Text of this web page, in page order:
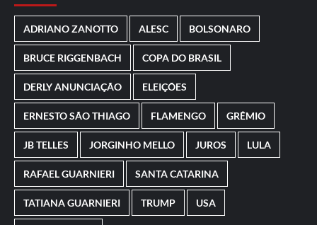
ADRIANO ZANOTTO ALESC BOLSONARO
BRUCE RIGGENBACH COPA DO BRASIL
DERLY ANUNCIAÇÃO ELEIÇÕES
ERNESTO SÃO THIAGO FLAMENGO GRÊMIO
JB TELLES JORGINHO MELLO JUROS LULA
RAFAEL GUARNIERI SANTA CATARINA
TATIANA GUARNIERI TRUMP USA